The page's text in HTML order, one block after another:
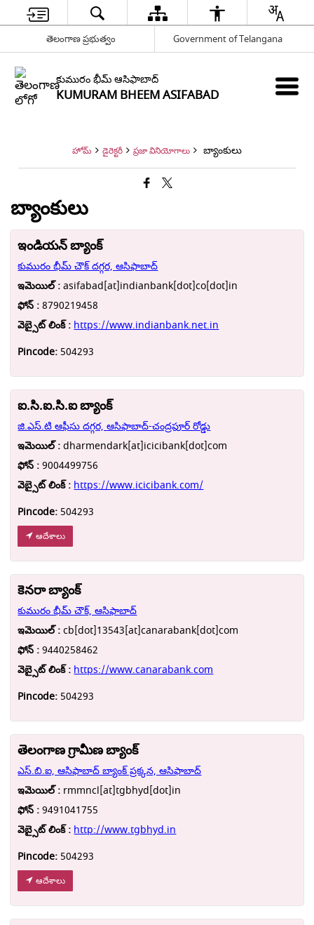
తెలంగాణ ప్రభుత్వం Government of Telangana
కుమురం భీమ్ ఆసిఫాబాద్
KUMURAM BHEEM ASIFABAD
హోమ్ డైరెక్టరీ ప్రజా వినియోగాలు బ్యాంకులు
బ్యాంకులు
ఇండియన్ బ్యాంక్
కుమురం భీమ్ చౌక్ దగ్గర, ఆసిఫాబాద్
ఇమెయిల్ :asifabad[at]indianbank[dot]co[dot]in
ఫోన్ :8790219458
వెబ్సైట్ లింక్ : https://www.indianbank.net.in
Pincode: 504293
ఐ.సి.ఐ.సి.ఐ బ్యాంక్
జి.ఎస్.టి ఆఫీసు దగ్గర, ఆసిఫాబాద్-చంద్రపూర్ రోడ్డు
ఇమెయిల్ :dharmendark[at]icicibank[dot]com
ఫోన్ :9004499756
వెబ్సైట్ లింక్ : https://www.icicibank.com/
Pincode: 504293
ఆదేశాలు
కెనరా బ్యాంక్
కుమురం భీమ్ చౌక్, ఆసిఫాబాద్
ఇమెయిల్ :cb[dot]13543[at]canarabank[dot]com
ఫోన్ :9440258462
వెబ్సైట్ లింక్ : https://www.canarabank.com
Pincode: 504293
తెలంగాణ గ్రామీణ బ్యాంక్
ఎస్.బి.ఐ, ఆసిఫాబాద్ బ్యాంక్ ప్రక్కన, ఆసిఫాబాద్
ఇమెయిల్ : rmmncl[at]tgbhyd[dot]in
ఫోన్ :9491041755
వెబ్సైట్ లింక్ : http://www.tgbhyd.in
Pincode: 504293
ఆదేశాలు